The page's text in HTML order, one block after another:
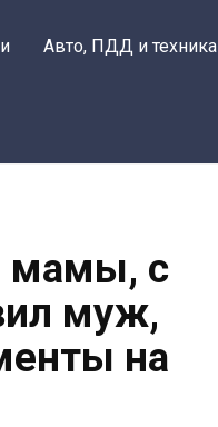
Авто, ПДД и техника
мамы, с
муж,
на